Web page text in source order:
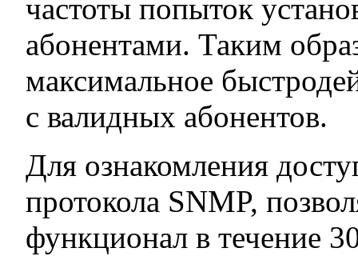
частоты попыток
абонентами. Таким
максимальное
с валидных абонентов.
Для ознакомления
протокола SNMP,
функционал в течение